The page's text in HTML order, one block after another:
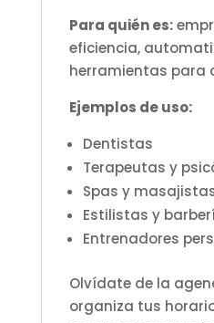
Para quién es:
eficiencia,
herramientas para
Ejemplos de uso:
Dentistas
Terapeutas y
Spas y
Estilistas y
Entrenadores
Olvídate de la
organiza tus